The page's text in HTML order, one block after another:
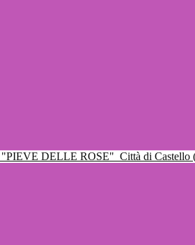
"PIEVE DELLE ROSE" Città di Castello